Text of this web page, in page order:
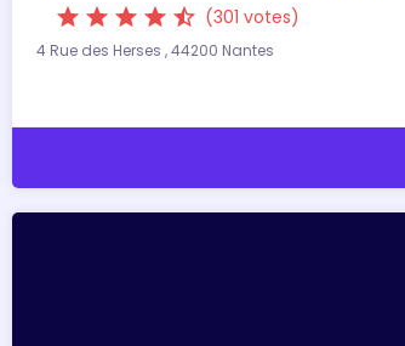
star star star star star_half (301 votes)
4 Rue des Herses , 44200 Nantes